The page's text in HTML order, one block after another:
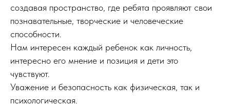
создавая пространство, где ребята проявляют свои
познавательные, творческие и человеческие
способности.
Нам интересен каждый ребенок как личность,
интересно его мнение и позиция и дети это
чувствуют.
Уважение и безопасность как физическая, так и
психологическая.